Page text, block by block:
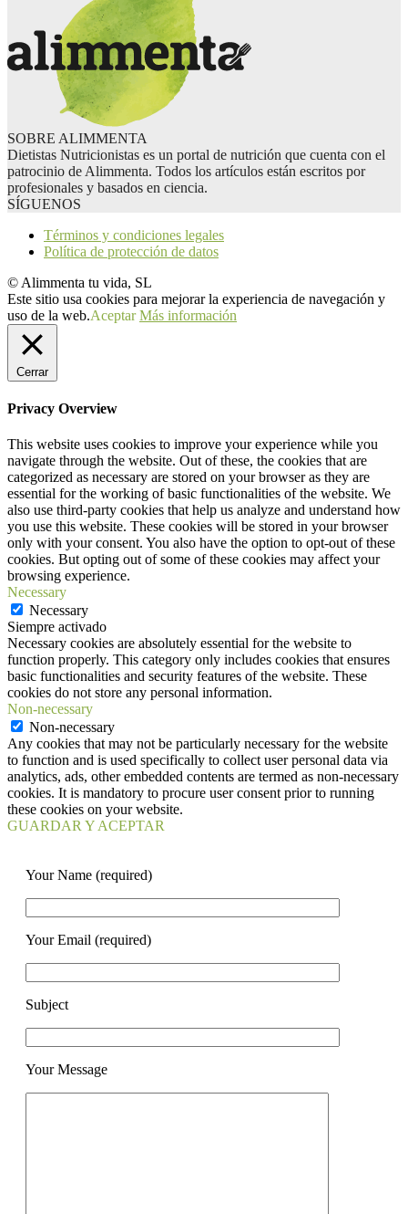
SOBRE ALIMMENTA
Dietistas Nutricionistas es un portal de nutrición que cuenta con el
patrocinio de Alimmenta. Todos los artículos están escritos por
profesionales y basados en ciencia.
SÍGUENOS
Términos y condiciones legales
Política de protección de datos
© Alimmenta tu vida, SL
Este sitio usa cookies para mejorar la experiencia de navegación y
uso de la web.Aceptar Más información
Cerrar
Privacy Overview
This website uses cookies to improve your experience while you
navigate through the website. Out of these, the cookies that are
categorized as necessary are stored on your browser as they are
essential for the working of basic functionalities of the website. We
also use third-party cookies that help us analyze and understand how
you use this website. These cookies will be stored in your browser
only with your consent. You also have the option to opt-out of these
cookies. But opting out of some of these cookies may affect your
browsing experience.
Necessary
Necessary
Siempre activado
Necessary cookies are absolutely essential for the website to
function properly. This category only includes cookies that ensures
basic functionalities and security features of the website. These
cookies do not store any personal information.
Non-necessary
Non-necessary
Any cookies that may not be particularly necessary for the website
to function and is used specifically to collect user personal data via
analytics, ads, other embedded contents are termed as non-necessary
cookies. It is mandatory to procure user consent prior to running
these cookies on your website.
GUARDAR Y ACEPTAR
Your Name (required)
Your Email (required)
Subject
Your Message